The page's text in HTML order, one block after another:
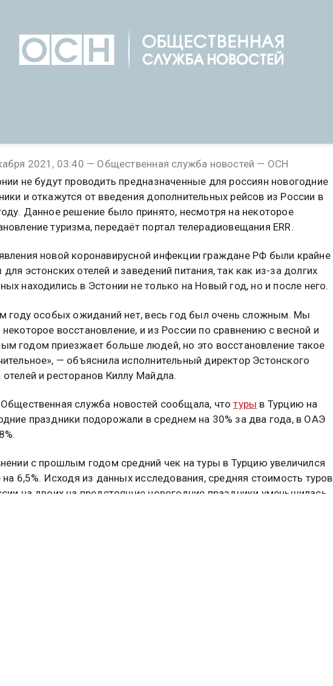
2021, 03:40 — Общественная служба новостей — ОСН
не будут проводить предназначенные для россиян новогодние
и откажутся от введения дополнительных рейсов из России в
Данное решение было принято, несмотря на некоторое
туризма, передаёт портал телерадиовещания ERR.
новой коронавирусной инфекции граждане РФ были крайне
эстонских отелей и заведений питания, так как из-за долгих
находились в Эстонии не только на Новый год, но и после него.
году особых ожиданий нет, весь год был очень сложным. Мы
восстановление, и из России по сравнению с весной и
годом приезжает больше людей, но это восстановление такое
— объяснила исполнительный директор Эстонского
и ресторанов Киллу Майдла.
служба новостей сообщала, чтотуры в Турцию на
праздники подорожали в среднем на 30% за два года, в ОАЭ
с прошлым годом средний чек на туры в Турцию увеличился
на 6,5%. Исходя из данных исследования, средняя стоимость туров
на двоих на предстоящие новогодние праздники уменьшилась